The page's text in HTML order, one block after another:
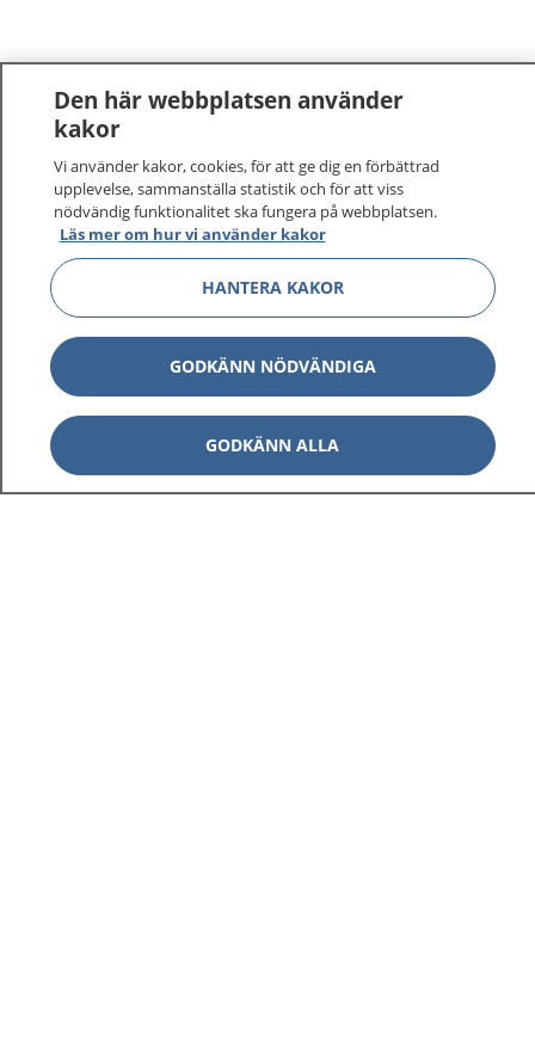
1177 tryggt om din hälsa och vård
På 1177.se får du råd om hälsa och information om
sjukdomar och vilka mottagningar du kan kontakta.
Logga in för att läsa din journal och göra dina
vårdärenden. Ring telefonnummer 1177 för
sjukvårdsrådgivning dygnet runt.
1177 ger dig råd när du vill må bättre.
Den här webbplatsen använder
kakor
Vi använder kakor, cookies, för att ge dig en förbättrad
upplevelse, sammanställa statistik och för att viss
nödvändig funktionalitet ska fungera på webbplatsen.
Läs mer om hur vi använder kakor
HANTERA KAKOR
GODKÄNN NÖDVÄNDIGA
GODKÄNN ALLA